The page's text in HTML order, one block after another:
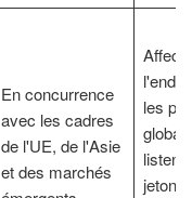
En concurrence
avec les cadres
de l'UE, de l'Asie
et des marchés
Affecte
les
listent
jetons